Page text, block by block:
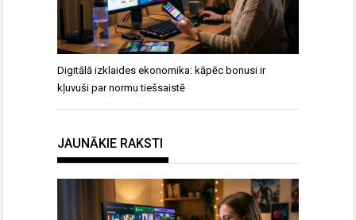
Digitālā izklaides ekonomika: kāpēc bonusi ir
kļuvuši par normu tiešsaistē
JAUNĀKIE RAKSTI